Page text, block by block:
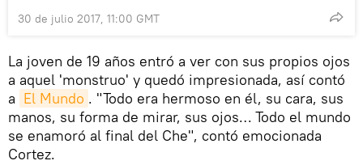
30 de julio 2017, 11:00 GMT
La joven de 19 años entró a ver con sus propios ojos
a aquel 'monstruo' y quedó impresionada, así contó
a El Mundo . "Todo era hermoso en él, su cara, sus
manos, su forma de mirar, sus ojos… Todo el mundo
se enamoró al final del Che", contó emocionada
Cortez.